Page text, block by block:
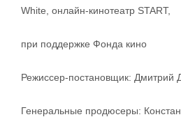
White, онлайн-кинотеатр START,
при поддержке Фонда кино
Режиссер-постановщик: Дмитрий
Генеральные продюсеры: